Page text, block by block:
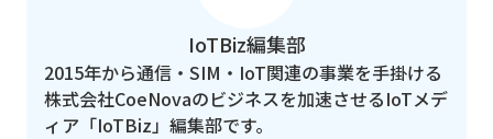
IoTBiz編集部
2015年から通信・SIM・IoT関連の事業を手掛ける
株式会社CoeNovaのビジネスを加速させるIoTメデ
ィア「IoTBiz」編集部です。